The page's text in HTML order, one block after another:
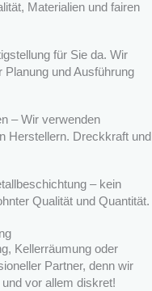
Materialien und fairen
für Sie da. Wir
Planung und Ausführung
– Wir verwenden
Herstellern. Dreckkraft und
– kein
Qualität und Quantität.
Kellerräumung oder
Partner, denn wir
vor allem diskret!